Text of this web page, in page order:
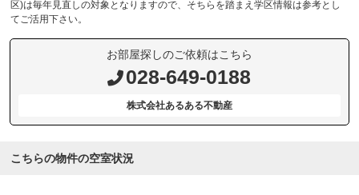
区)は毎年見直しの対象となりますので、そちらを踏まえ学区情報は参考とし
てご活用下さい。
お部屋探しのご依頼はこちら
028-649-0188
株式会社あるある不動産
こちらの物件の空室状況